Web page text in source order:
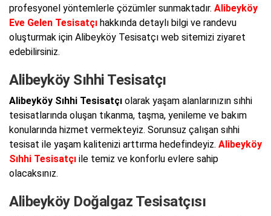
profesyonel yöntemlerle çözümler sunmaktadır. Alibeyköy
Eve Gelen Tesisatçı hakkında detaylı bilgi ve randevu
oluşturmak için Alibeyköy Tesisatçı web sitemizi ziyaret
edebilirsiniz.
Alibeyköy Sıhhi Tesisatçı
Alibeyköy Sıhhi Tesisatçı olarak yaşam alanlarınızın sıhhi
tesisatlarında oluşan tıkanma, taşma, yenileme ve bakım
konularında hizmet vermekteyiz. Sorunsuz çalışan sıhhi
tesisat ile yaşam kalitenizi arttırma hedefindeyiz. Alibeyköy
Sıhhi Tesisatçı ile temiz ve konforlu evlere sahip
olacaksınız.
Alibeyköy Doğalgaz Tesisatçısı